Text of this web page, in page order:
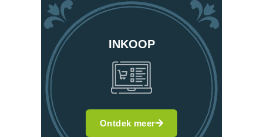
INKOOP
Ontdek meer